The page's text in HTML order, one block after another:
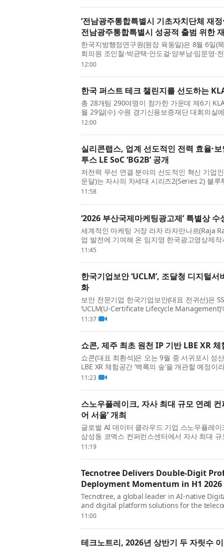
‘전남광주통합특별시 기초자치단체 재
전남광주통합특별시 성공적 출범 위한
한국지방행정연구원(원장 육동일)은 8월 6일(
회의원 조인철·박균택·안도걸·양부남·임문영·
수구청장협의회와 ‘전남광주통합특별시 기초
12:00
한국 퍼스트 테크 챌린지를 선도하는
총 28개팀 290여명이 참가한 가운데 제6기
월 29일(수) 수원 경기신용보증재단 대회의실
주년을 맞이한 KLA는 반도체와 전자 산업의
12:00
실리콘랩스, 업계 선도적인 전력 효율·
투스 LE SoC ‘BG2B’ 공개
저전력 무선 연결 분야의 선도적인 혁신 기업
운달)는 자사의 차세대 시리즈2(Series 2) 블
선 SoC인 ‘BG2B’를 발표했다. BG2B는 업계
11:58
‘2026 부산국제마케팅광고제’ 특별상 수
세계적인 마케팅 거장 라자 라자만나르(Raja
업 발전에 기여해 온 임지영 한국광고영상제
광고제(MAD STARS 2026)’에서 특별상을 수
11:45
한국기업보안 ‘UCLM’, 조달청 디지털
화
보안 전문기업 한국기업보안(대표 전귀선)은
‘UCLM(U-Certificate Lifecycle
록됐다고 밝혔다. 이번 등록으로 공공기관은
11:37
쇼콘, 제주 최초 원천 IP 기반 LBE XR 체
쇼콘(대표 최환석)은 오는 9월 중 서귀포시 성
LBE XR 체험공간 ‘백록의 숲’을 개관할 예정이
시를 바라보는 데 머무르지 않고, VR HMD를
11:23
스노우플레이크, 자사 최대 규모 연례
어 서울’ 개최
글로벌 AI 데이터 클라우드 기업 스노우플레
삼성동 코엑스 컨퍼런스센터에서 자사 최대
월드 투어(Snowflake World Tour) 서울’을 개
11:19
Tecnotree Delivers Double-Digit
Deployment Momentum in H1 2026
Tecnotree, a global leader in AI-native
and digital platform solutions for the
announced its financial results for the first
11:00
테크노트리, 2026년 상반기 두 자릿수